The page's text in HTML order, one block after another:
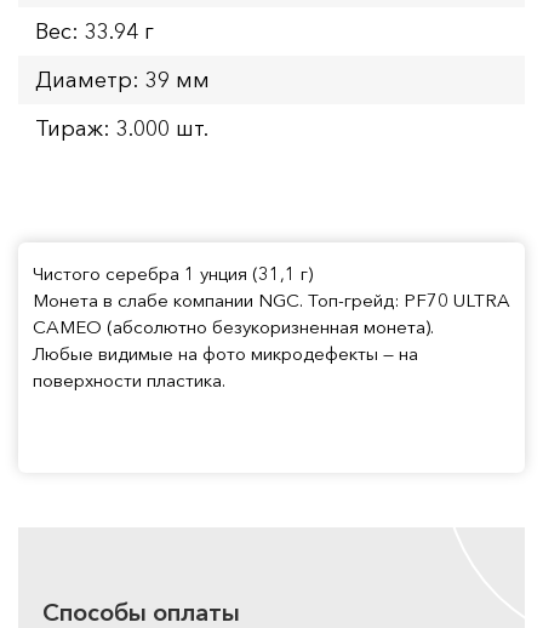
Вес: 33.94 г
Диаметр: 39 мм
Тираж: 3.000 шт.
Чистого серебра 1 унция (31,1 г)
Монета в слабе компании NGC. Топ-грейд: PF70 ULTRA
CAMEO (абсолютно безукоризненная монета).
Любые видимые на фото микродефекты — на
поверхности пластика.
Способы оплаты